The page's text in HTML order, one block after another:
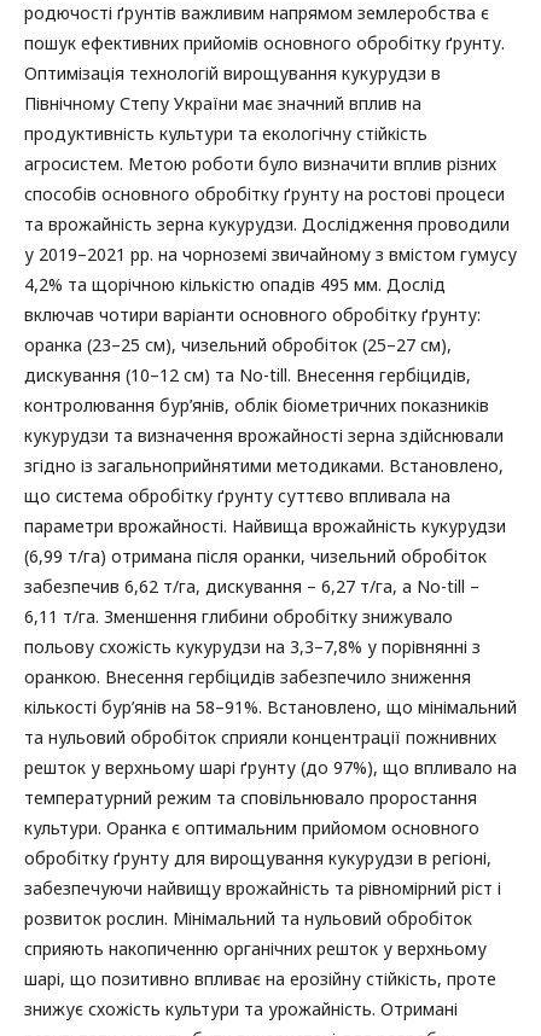
родючості ґрунтів важливим напрямом землеробства є
пошук ефективних прийомів основного обробітку ґрунту.
Оптимізація технологій вирощування кукурудзи в
Північному Степу України має значний вплив на
продуктивність культури та екологічну стійкість
агросистем. Метою роботи було визначити вплив різних
способів основного обробітку ґрунту на ростові процеси
та врожайність зерна кукурудзи. Дослідження проводили
у 2019–2021 рр. на чорноземі звичайному з вмістом гумусу
4,2% та щорічною кількістю опадів 495 мм. Дослід
включав чотири варіанти основного обробітку ґрунту:
оранка (23–25 см), чизельний обробіток (25–27 см),
дискування (10–12 см) та No-till. Внесення гербіцидів,
контролювання бур’янів, облік біометричних показників
кукурудзи та визначення врожайності зерна здійснювали
згідно із загальноприйнятими методиками. Встановлено,
що система обробітку ґрунту суттєво впливала на
параметри врожайності. Найвища врожайність кукурудзи
(6,99 т/га) отримана після оранки, чизельний обробіток
забезпечив 6,62 т/га, дискування – 6,27 т/га, а No-till –
6,11 т/га. Зменшення глибини обробітку знижувало
польову схожість кукурудзи на 3,3–7,8% у порівнянні з
оранкою. Внесення гербіцидів забезпечило зниження
кількості бур’янів на 58–91%. Встановлено, що мінімальний
та нульовий обробіток сприяли концентрації пожнивних
решток у верхньому шарі ґрунту (до 97%), що впливало на
температурний режим та сповільнювало проростання
культури. Оранка є оптимальним прийомом основного
обробітку ґрунту для вирощування кукурудзи в регіоні,
забезпечуючи найвищу врожайність та рівномірний ріст і
розвиток рослин. Мінімальний та нульовий обробіток
сприяють накопиченню органічних решток у верхньому
шарі, що позитивно впливає на ерозійну стійкість, проте
знижує схожість культури та урожайність. Отримані